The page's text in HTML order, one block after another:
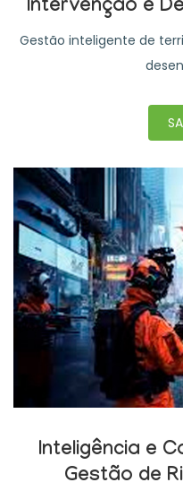
Intervenção e
Gestão inteligente de
Inteligência e
Gestão de